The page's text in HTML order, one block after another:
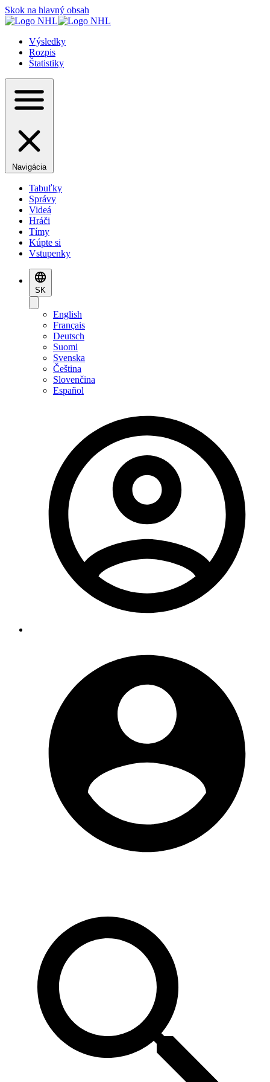
Skok na hlavný obsah
Výsledky
Rozpis
Štatistiky
Navigácia
Tabuľky
Správy
Videá
Hráči
Tímy
Kúpte si
Vstupenky
SK
English
Français
Deutsch
Suomi
Svenska
Čeština
Slovenčina
Español